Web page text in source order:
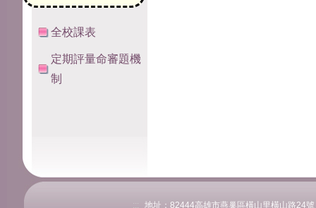
全校課表
定期評量命審題機
制
::: 地址：82444高雄市燕巢區橫山里橫山路24